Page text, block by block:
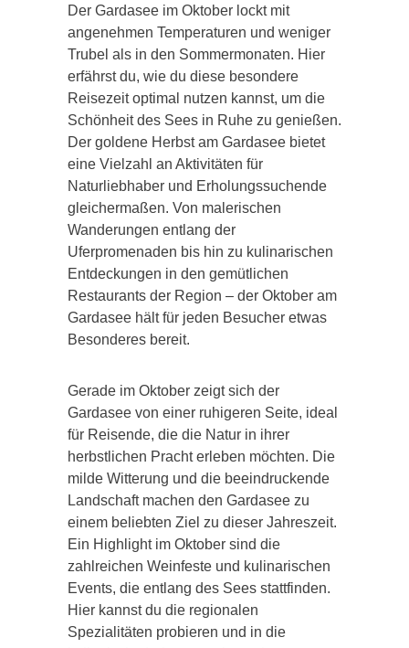
Der Gardasee im Oktober lockt mit
angenehmen Temperaturen und weniger
Trubel als in den Sommermonaten. Hier
erfährst du, wie du diese besondere
Reisezeit optimal nutzen kannst, um die
Schönheit des Sees in Ruhe zu genießen.
Der goldene Herbst am Gardasee bietet
eine Vielzahl an Aktivitäten für
Naturliebhaber und Erholungssuchende
gleichermaßen. Von malerischen
Wanderungen entlang der
Uferpromenaden bis hin zu kulinarischen
Entdeckungen in den gemütlichen
Restaurants der Region – der Oktober am
Gardasee hält für jeden Besucher etwas
Besonderes bereit.
Gerade im Oktober zeigt sich der
Gardasee von einer ruhigeren Seite, ideal
für Reisende, die die Natur in ihrer
herbstlichen Pracht erleben möchten. Die
milde Witterung und die beeindruckende
Landschaft machen den Gardasee zu
einem beliebten Ziel zu dieser Jahreszeit.
Ein Highlight im Oktober sind die
zahlreichen Weinfeste und kulinarischen
Events, die entlang des Sees stattfinden.
Hier kannst du die regionalen
Spezialitäten probieren und in die